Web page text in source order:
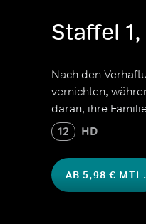
Staffel
Nach den
vernichten,
daran, ihre
12 HD
AB 5,98 € MTL.